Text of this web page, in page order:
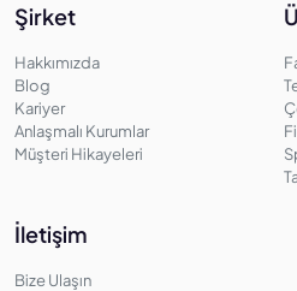
Şirket
Hakkımızda
Blog
Kariyer
Anlaşmalı Kurumlar
Müşteri Hikayeleri
İletişim
Bize Ulaşın